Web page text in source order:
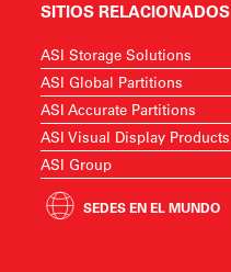
SITIOS RELACIONADOS
ASI Storage Solutions
ASI Global Partitions
ASI Accurate Partitions
ASI Visual Display Products
ASI Group
SEDES EN EL MUNDO